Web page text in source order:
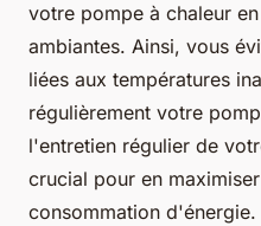
votre pompe à chaleur
ambiantes. Ainsi, vous
liées aux températures
régulièrement votre
l'entretien régulier de
crucial pour en
consommation